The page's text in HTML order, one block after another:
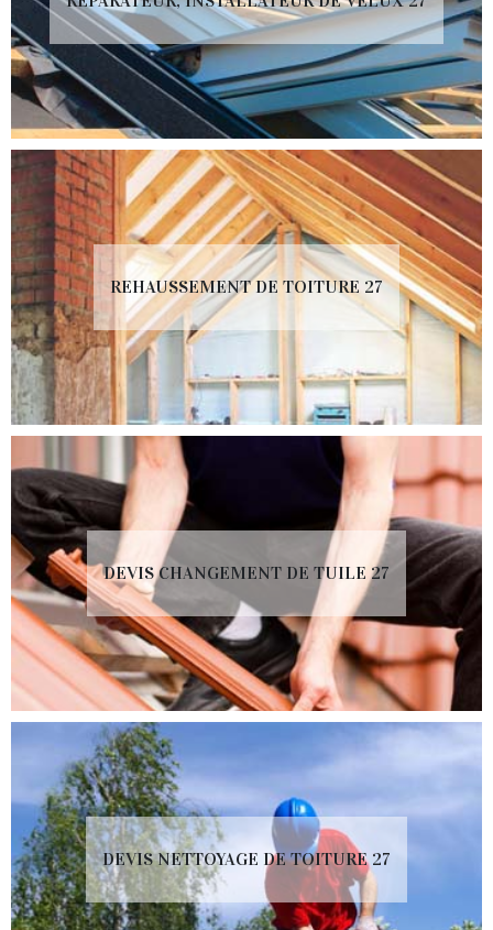
REHAUSSEMENT DE TOITURE 27
DEVIS CHANGEMENT DE TUILE 27
DEVIS NETTOYAGE DE TOITURE 27